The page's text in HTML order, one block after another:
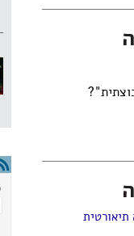
תיאורטית